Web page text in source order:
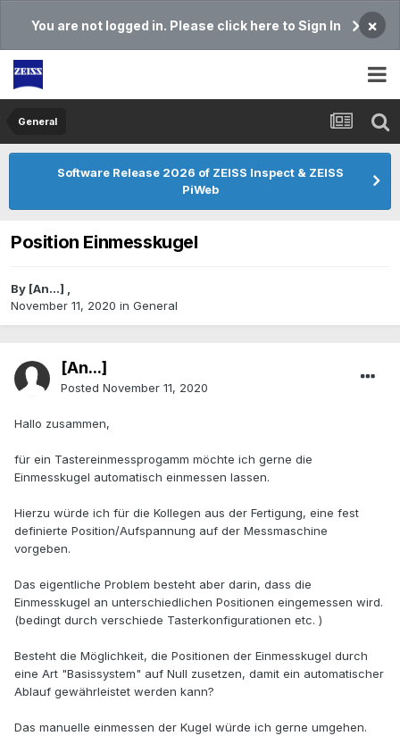
You are not logged in. Please click here to Sign In ×
General
Software Release 2026 of ZEISS Inspect & ZEISS
PiWeb
Position Einmesskugel
By [An...] ,
November 11, 2020 in General
[An...]
Posted November 11, 2020
Hallo zusammen,
für ein Tastereinmessprogamm möchte ich gerne die
Einmesskugel automatisch einmessen lassen.
Hierzu würde ich für die Kollegen aus der Fertigung, eine fest
definierte Position/Aufspannung auf der Messmaschine
vorgeben.
Das eigentliche Problem besteht aber darin, dass die
Einmesskugel an unterschiedlichen Positionen eingemessen wird.
(bedingt durch verschiede Tasterkonfigurationen etc. )
Besteht die Möglichkeit, die Positionen der Einmesskugel durch
eine Art "Basissystem" auf Null zusetzen, damit ein automatischer
Ablauf gewährleistet werden kann?
Das manuelle einmessen der Kugel würde ich gerne umgehen.